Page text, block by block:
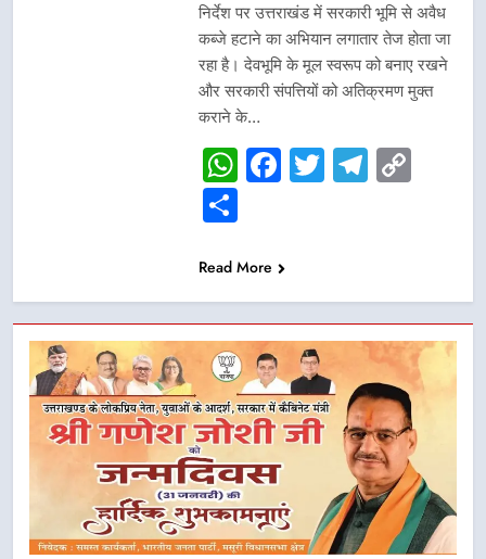
निर्देश पर उत्तराखंड में सरकारी भूमि से अवैध
कब्जे हटाने का अभियान लगातार तेज होता जा
रहा है। देवभूमि के मूल स्वरूप को बनाए रखने
और सरकारी संपत्तियों को अतिक्रमण मुक्त
कराने के…
WhatsApp
Facebook
Twitter
Share
Read More